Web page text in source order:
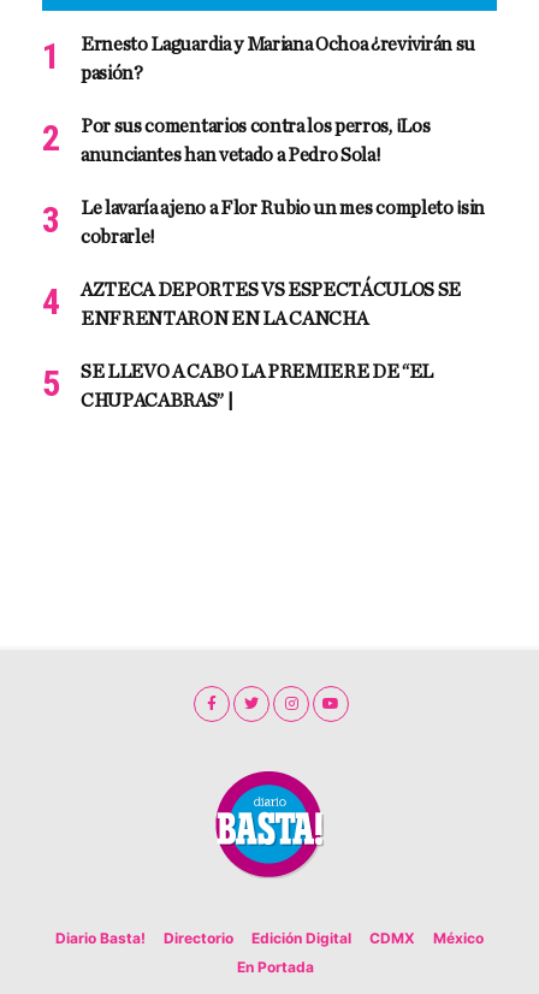
Ernesto Laguardia y Mariana Ochoa ¿revivirán su
pasión?
Por sus comentarios contra los perros, ¡Los
anunciantes han vetado a Pedro Sola!
Le lavaría ajeno a Flor Rubio un mes completo ¡sin
cobrarle!
AZTECA DEPORTES VS ESPECTÁCULOS SE
ENFRENTARON EN LA CANCHA
SE LLEVO A CABO LA PREMIERE DE “EL
CHUPACABRAS” |
Diario Basta! Directorio Edición Digital CDMX
México
En Portada